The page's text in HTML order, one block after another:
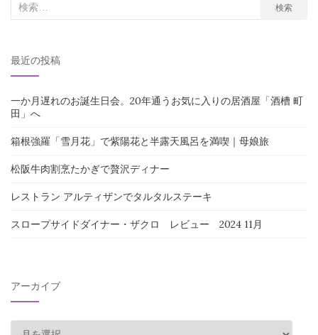
ナ
ゲ
ー
シ
ョ
ン
検
象:
検索
最近の投稿
一か月遅れのお誕生日会。20年通うお気に入りの居酒屋「酒槽 町
田」へ
箱根強羅「雪月花」で紫陽花と半露天風呂を満喫｜母娘旅
松阪牛肉割烹たかぎで贅沢ディナー
レストラン アルティザンでタルタルステーキ
スロープサイドダイナー・ザクロ レビュー 2024 11月
アーカイブ